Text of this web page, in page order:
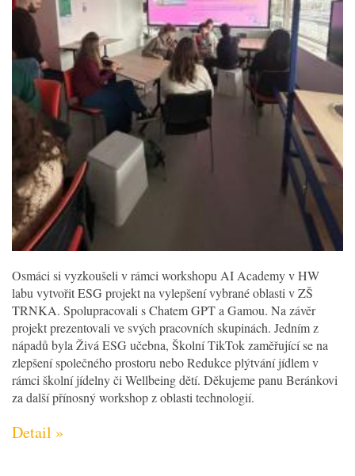
Osmáci si vyzkoušeli v rámci workshopu AI Academy v HW
labu vytvořit ESG projekt na vylepšení vybrané oblasti v ZŠ
TRNKA. Spolupracovali s Chatem GPT a Gamou. Na závěr
projekt prezentovali ve svých pracovních skupinách. Jedním z
nápadů byla Živá ESG učebna, Školní TikTok zaměřující se na
zlepšení společného prostoru nebo Redukce plýtvání jídlem v
rámci školní jídelny či Wellbeing dětí. Děkujeme panu Beránkovi
za další přínosný workshop z oblasti technologií.
Detail »